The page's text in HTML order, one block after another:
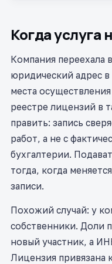
Когда услуга
Компания переехала
юридический адрес
места
реестре лицензий в
править: запись
работ, а не с
бухгалтерии.
тогда, когда
записи.
Похожий случай: у
собственники. Доли
новый участник, а
Лицензия привязана